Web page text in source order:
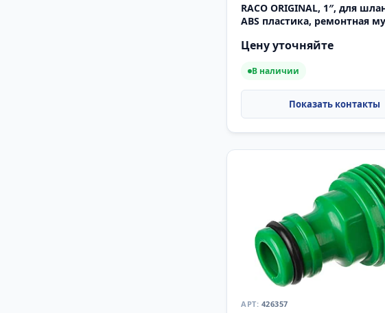
RACO ORIGINAL, 1″, для
ABS пластика, ремонтная
Цену уточняйте
В наличии
426357